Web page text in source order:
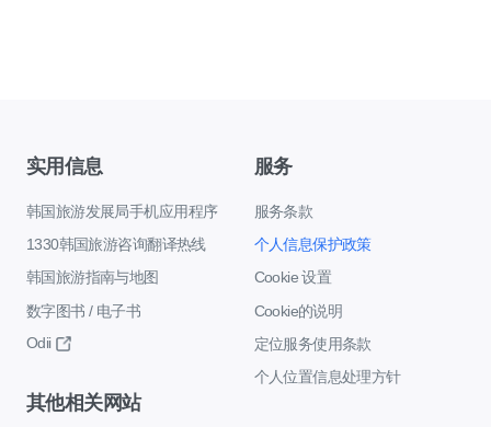
实用信息
韩国旅游发展局手机应用程序
1330韩国旅游咨询翻译热线
韩国旅游指南与地图
数字图书 / 电子书
Odii
服务
服务条款
个人信息保护政策
Cookie 设置
Cookie的说明
定位服务使用条款
个人位置信息处理方针
其他相关网站